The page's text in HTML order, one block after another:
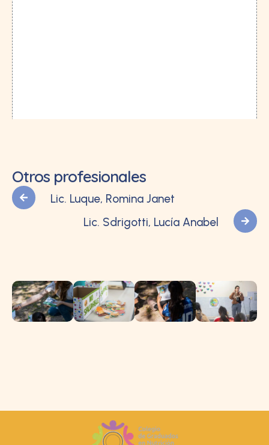
Otros profesionales
Lic. Luque, Romina Janet
Lic. Sdrigotti, Lucía Anabel